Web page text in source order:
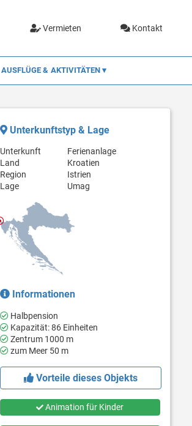
Vermieten Kontakt
AUSFLÜGE & AKTIVITÄTEN
Unterkunftstyp & Lage
Unterkunft
Ferienanlage
Land
Kroatien
Region
Istrien
Lage
Umag
Informationen
Halbpension
Kapazität: 86 Einheiten
Zentrum 1000 m
zum Meer 50 m
Vorteile dieses Objekts
Animation für Kinder